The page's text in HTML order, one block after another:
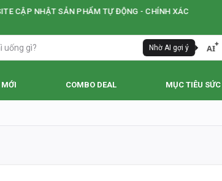
NHẬT SẢN PHẨM TỰ ĐỘNG - CHÍNH XÁC
Nhờ AI gợi ý AI
COMBO DEAL MỤC TIÊU